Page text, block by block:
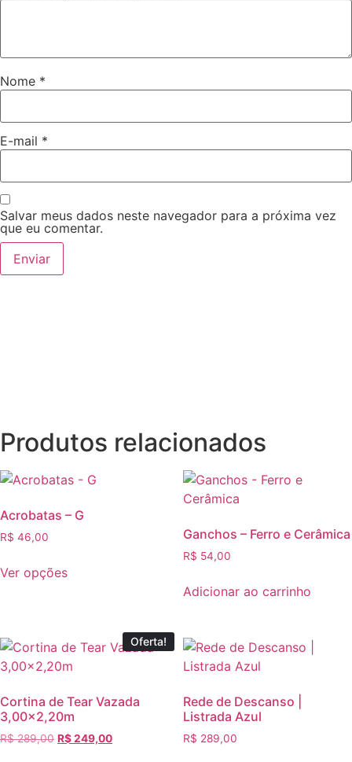
Nome *
E-mail *
Salvar meus dados neste navegador para a próxima vez
que eu comentar.
Produtos relacionados
Acrobatas – G
R$ 46,00
Ver opções
várias
variantes.
opções
podem
ser
Ganchos – Ferro e Cerâmica
R$ 54,00
Adicionar ao carrinho
Oferta!
Cortina de Tear Vazada
3,00×2,20m
R$289,00 O
R$249,00O
Rede de Descanso |
Listrada Azul
R$ 289,00